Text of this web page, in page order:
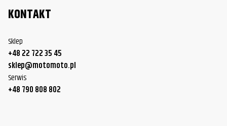
KONTAKT
Sklep
+48 22 722 35 45
sklep@motomoto.pl
Serwis
+48 790 808 802